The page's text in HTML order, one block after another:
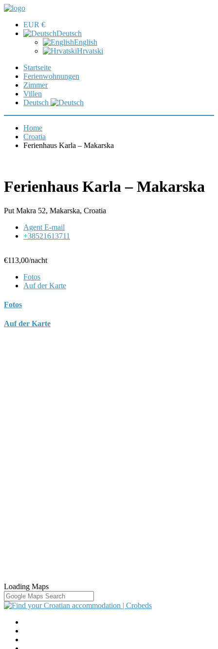
EUR €
Deutsch
English
Hrvatski
Startseite
Ferienwohnungen
Zimmer
Villen
Deutsch
Home
Croatia
Ferienhaus Karla – Makarska
Ferienhaus Karla – Makarska
Put Makra 52, Makarska, Croatia
Agent E-mail
+38521613711
€113,00/nacht
Fotos
Auf der Karte
Fotos
Auf der Karte
Loading Maps